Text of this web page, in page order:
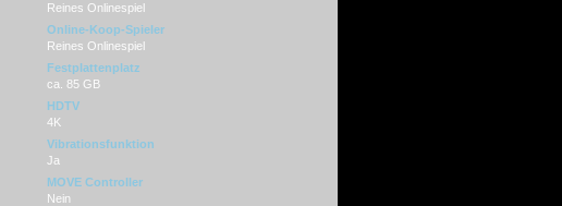
Reines Onlinespiel
Online-Koop-Spieler
Reines Onlinespiel
Festplattenplatz
ca. 85 GB
HDTV
4K
Vibrationsfunktion
Ja
MOVE Controller
Nein